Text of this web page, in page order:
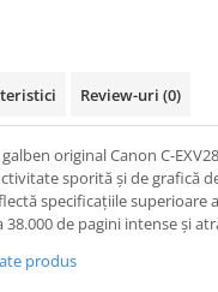
Review-uri (0)
original Canon C-
sporită și de grafică
specificațiile superioare
38.000 de pagini intense și
produs